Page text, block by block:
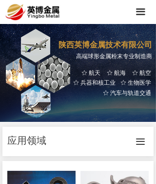
끀
ꄃ 汽车与轨道交通
ꄃ 生物医学
ꄃ 兵器和核工业
ꄃ 航海
ꄃ 航天 ꄃ 航空
陕西英博金属技术有限公司
高端球形金属粉末专业制造商
끀
应用领域